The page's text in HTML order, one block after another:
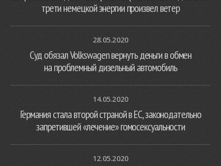
трети немецкой энергии произвел ветер
28.05.2020
Суд обязал Volkswagen вернуть деньги в обмен
на проблемный дизельный автомобиль
14.05.2020
Германия стала второй страной в ЕС, законодательно
запретившей «лечение» гомосексуальности
12.05.2020